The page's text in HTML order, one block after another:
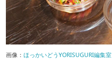
画像： ほっかいどうYORISUGURI編集室